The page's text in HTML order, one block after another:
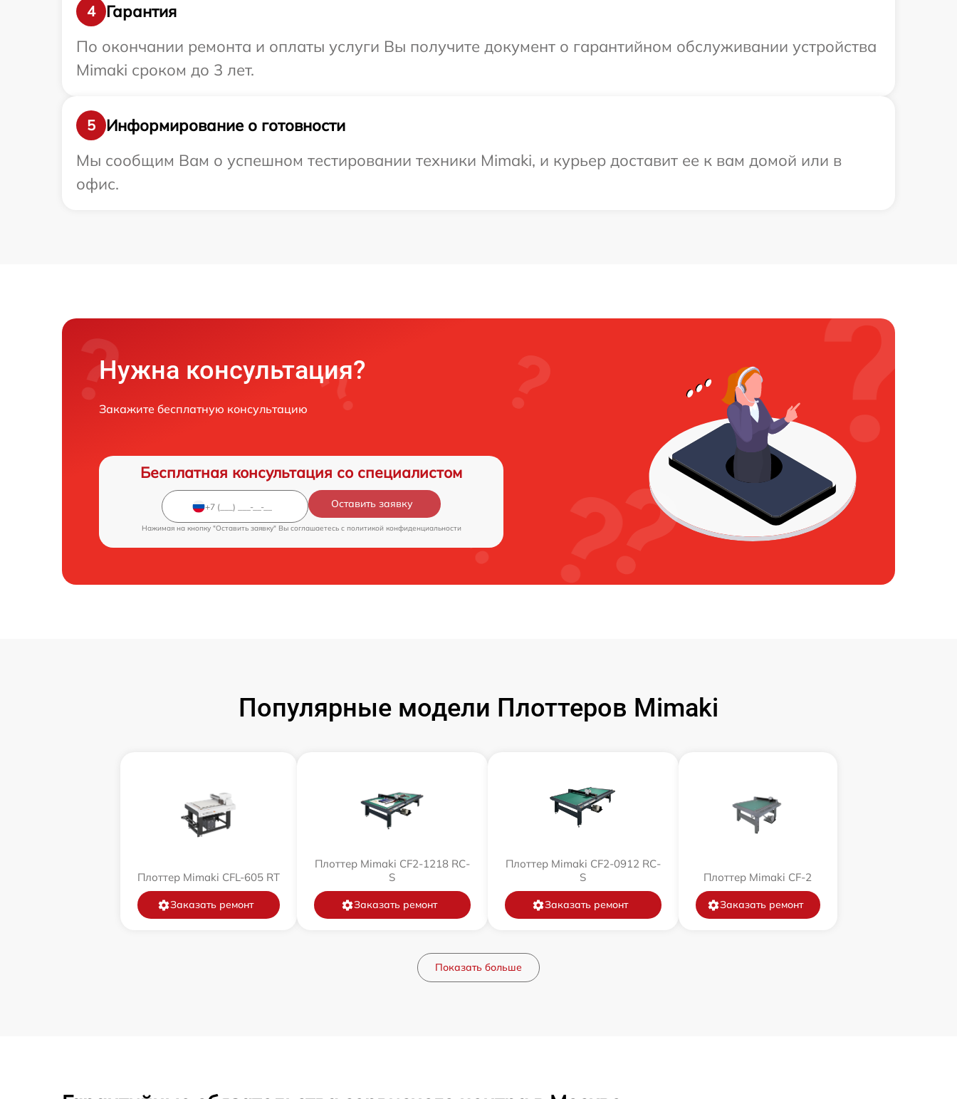
4
Гарантия
По окончании ремонта и оплаты услуги Вы получите документ о гарантийном обслуживании устройства
Mimaki сроком до 3 лет.
5
Информирование о готовности
Мы сообщим Вам о успешном тестировании техники Mimaki, и курьер доставит ее к вам домой или в
офис.
Нужна консультация?
Закажите бесплатную консультацию
Бесплатная консультация со специалистом
Оставить заявку
Нажимая на кнопку "Оставить заявку" Вы соглашаетесь c политикой конфиденциальности
Популярные модели Плоттеров Mimaki
Плоттер Mimaki CFL-605 RT
Заказать ремонт
Плоттер Mimaki CF2-1218 RC-
S
Заказать ремонт
Плоттер Mimaki CF2-0912 RC-
S
Заказать ремонт
Плоттер Mimaki CF-2
Заказать ремонт
Показать больше